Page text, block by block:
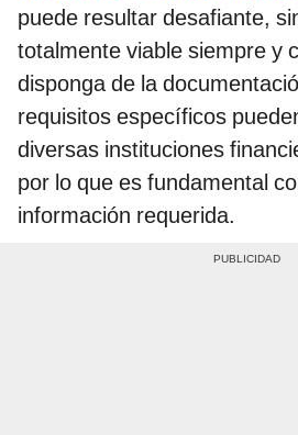
puede resultar desafiante,
totalmente viable siempre y
disponga de la
requisitos específicos
diversas instituciones
por lo que es fundamental
información requerida.